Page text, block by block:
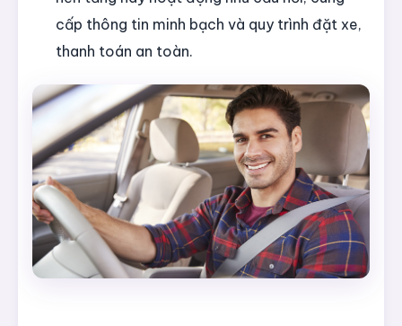
cấp thông tin minh bạch và quy trình đặt xe,
thanh toán an toàn.